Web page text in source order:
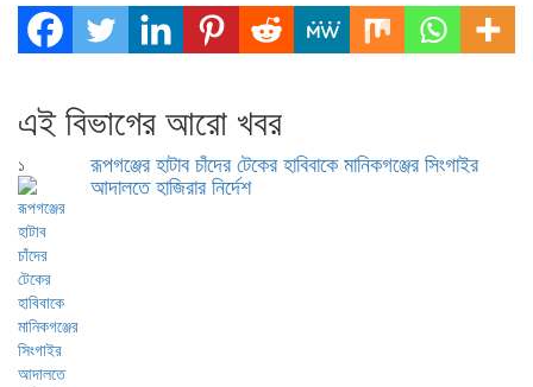
এই বিভাগের আরো খবর
১ রূপগঞ্জের হাটাব চাঁদের টেকের হাবিবাকে মানিকগঞ্জের সিংগাইর
আদালতে হাজিরার নির্দেশ